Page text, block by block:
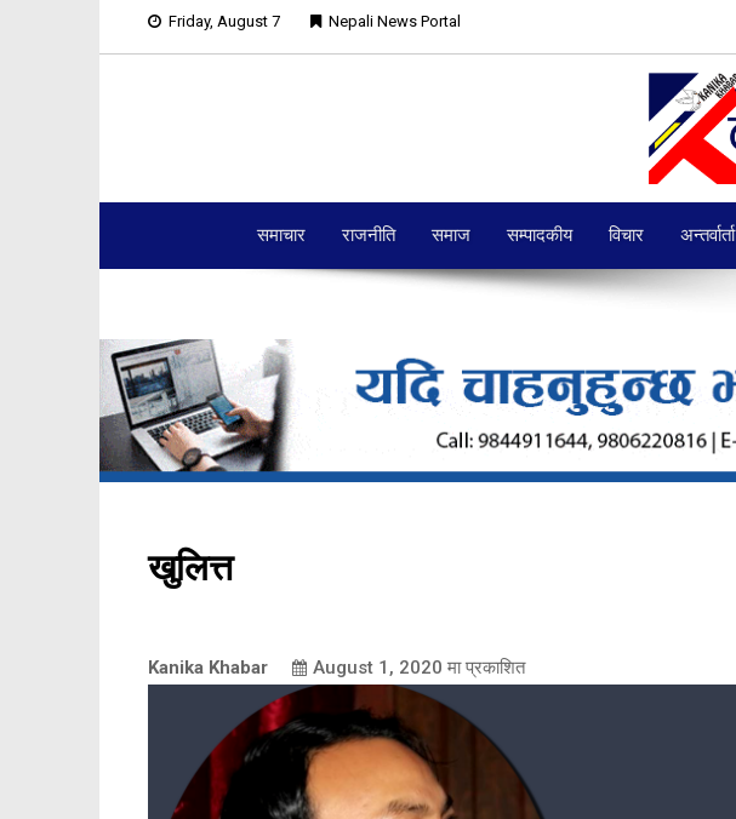
Friday, August 7 Nepali News Portal
समाचार राजनीति समाज सम्पादकीय विचार अन्तर्वार्ता
खुलित्त
Kanika Khabar August 1, 2020 मा प्रकाशित